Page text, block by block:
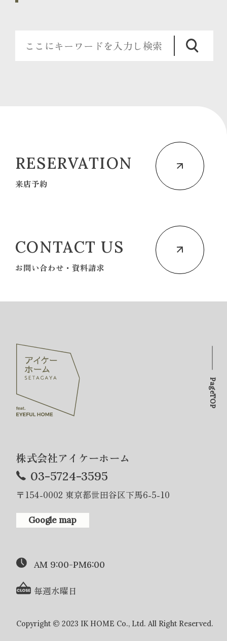
RESERVATION
来店予約
CONTACT US
お問い合わせ・資料請求
株式会社アイケーホーム
03-5724-3595
〒154-0002 東京都世田谷区下馬6-5-10
Google map
AM 9:00-PM6:00
毎週水曜日
Copyright © 2023 IK HOME Co., Ltd. All Right Reserved.
PageTOP